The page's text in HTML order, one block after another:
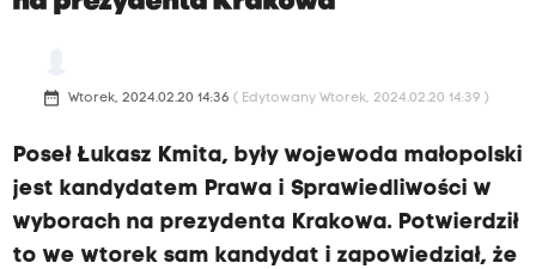
date_range Wtorek, 2024.02.20 14:36 ( Edytowany Wtorek, 2024.02.20 14:39 )
Poseł Łukasz Kmita, były wojewoda małopolski
jest kandydatem Prawa i Sprawiedliwości w
wyborach na prezydenta Krakowa. Potwierdził
to we wtorek sam kandydat i zapowiedział, że